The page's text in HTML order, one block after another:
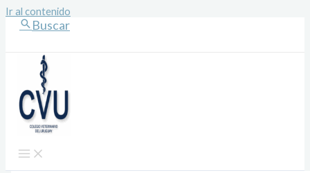
Ir al contenido
Buscar